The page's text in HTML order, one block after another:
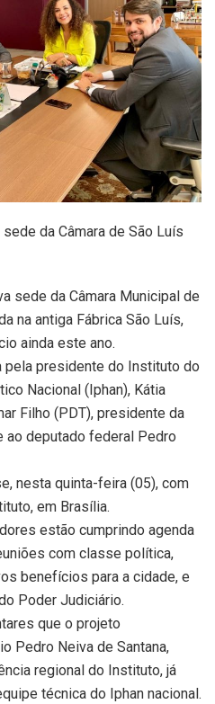
da Câmara de São Luís
sede da Câmara Municipal de
na antiga Fábrica São Luís,
ainda este ano.
pela presidente do Instituto do
Nacional (Iphan), Kátia
Filho (PDT), presidente da
ao deputado federal Pedro
nesta quinta-feira (05), com
em Brasília.
estão cumprindo agenda
com classe política,
benefícios para a cidade, e
Poder Judiciário.
que o projeto
Pedro Neiva de Santana,
regional do Instituto, já
técnica do Iphan nacional.